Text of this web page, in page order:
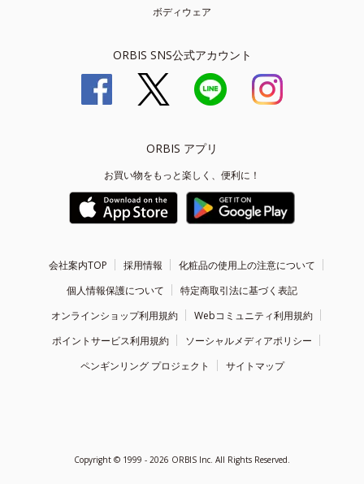
ボディウェア
ORBIS SNS公式アカウント
ORBIS アプリ
お買い物をもっと楽しく、便利に！
会社案内TOP 採用情報
化粧品の使用上の注意について
個人情報保護について
特定商取引法に基づく表記
オンラインショップ利用規約
Webコミュニティ利用規約
ポイントサービス利用規約
ソーシャルメディアポリシー
ペンギンリング プロジェクト
サイトマップ
Copyright © 1999 - 2026 ORBIS Inc. All Rights Reserved.